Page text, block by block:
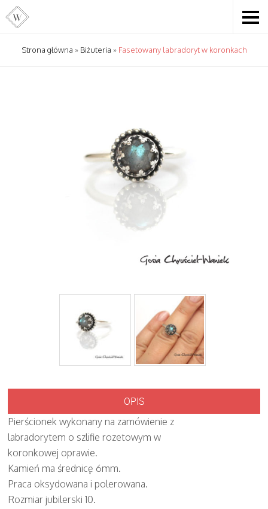
Strona główna » Biżuteria » Fasetowany labradoryt w koronkach
OPIS
Pierścionek wykonany na zamówienie z
labradorytem o szlifie rozetowym w
koronkowej oprawie.
Kamień ma średnicę 6mm.
Praca oksydowana i polerowana.
Rozmiar jubilerski 10.